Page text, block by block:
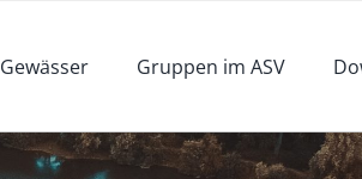
Gewässer Gruppen im ASV